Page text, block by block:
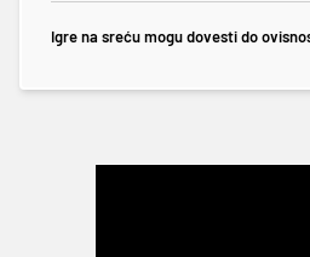
Igre na sreću mogu dovesti do